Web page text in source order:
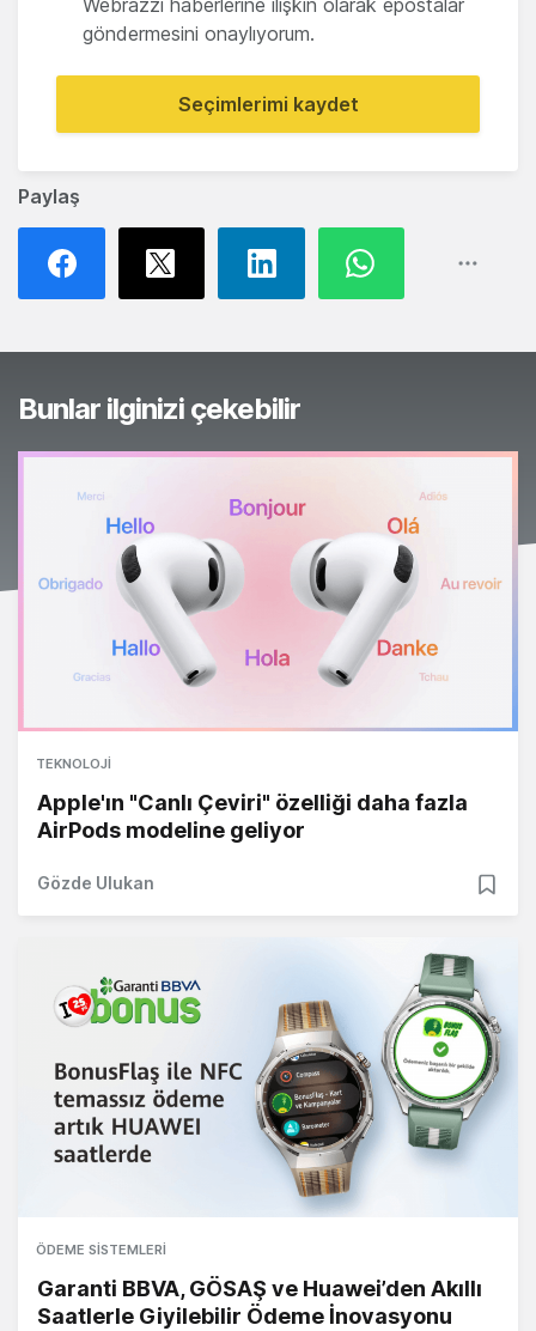
Paylaş
Webrazzi haberlerine ilişkin olarak epostalar
göndermesini onaylıyorum.
Seçimlerimi kaydet
Bunlar ilginizi çekebilir
TEKNOLOJI
Apple'ın "Canlı Çeviri" özelliği daha fazla
AirPods modeline geliyor
Gözde Ulukan
ÖDEME SISTEMLERI
Garanti BBVA, GÖSAŞ ve Huawei’den Akıllı
Saatlerle Giyilebilir Ödeme İnovasyonu